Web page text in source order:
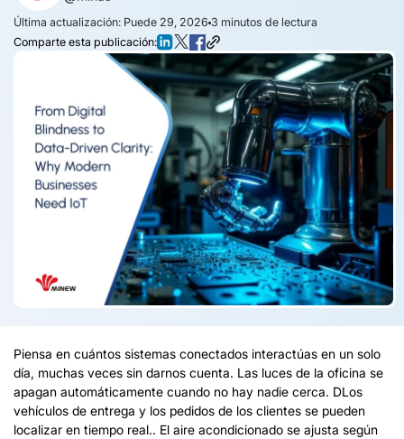
Última actualización: Puede 29, 2026 3 minutos de lectura
Comparte esta publicación:
Piensa en cuántos sistemas conectados interactúas en un solo
día, muchas veces sin darnos cuenta. Las luces de la oficina se
apagan automáticamente cuando no hay nadie cerca. DLos
vehículos de entrega y los pedidos de los clientes se pueden
localizar en tiempo real.. El aire acondicionado se ajusta según